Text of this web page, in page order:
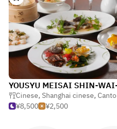
Cinese, Shanghai cinese,
¥8,500
¥2,500